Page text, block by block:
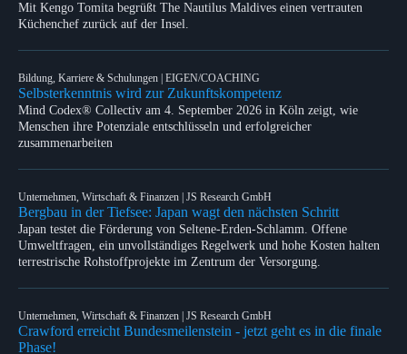
Mit Kengo Tomita begrüßt The Nautilus Maldives einen vertrauten
Küchenchef zurück auf der Insel.
Bildung, Karriere & Schulungen | EIGEN/COACHING
Selbsterkenntnis wird zur Zukunftskompetenz
Mind Codex® Collectiv am 4. September 2026 in Köln zeigt, wie
Menschen ihre Potenziale entschlüsseln und erfolgreicher
zusammenarbeiten
Unternehmen, Wirtschaft & Finanzen | JS Research GmbH
Bergbau in der Tiefsee: Japan wagt den nächsten Schritt
Japan testet die Förderung von Seltene-Erden-Schlamm. Offene
Umweltfragen, ein unvollständiges Regelwerk und hohe Kosten halten
terrestrische Rohstoffprojekte im Zentrum der Versorgung.
Unternehmen, Wirtschaft & Finanzen | JS Research GmbH
Crawford erreicht Bundesmeilenstein - jetzt geht es in die finale
Phase!